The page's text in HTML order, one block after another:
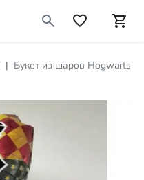
Букет из шаров Hogwarts